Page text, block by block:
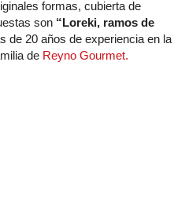
formas, cubierta de
son “Loreki, ramos de
de 20 años de experiencia en la
de Reyno Gourmet.